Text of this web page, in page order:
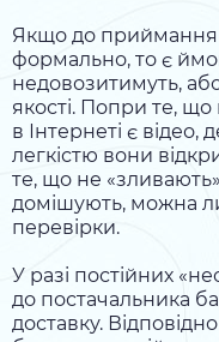
Якщо до приймання
формально, то є
недовозитимуть,
якості. Попри те,
в Інтернеті є
легкістю вони
те, що не
домішують, можна
перевірки.
У разі постійних
до постачальника
доставку.